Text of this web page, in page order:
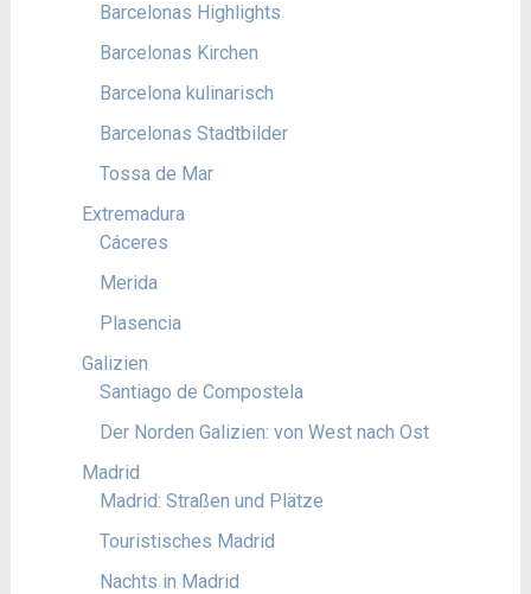
Barcelonas Highlights
Barcelonas Kirchen
Barcelona kulinarisch
Barcelonas Stadtbilder
Tossa de Mar
Extremadura
Cáceres
Merida
Plasencia
Galizien
Santiago de Compostela
Der Norden Galizien: von West nach Ost
Madrid
Madrid: Straßen und Plätze
Touristisches Madrid
Nachts in Madrid